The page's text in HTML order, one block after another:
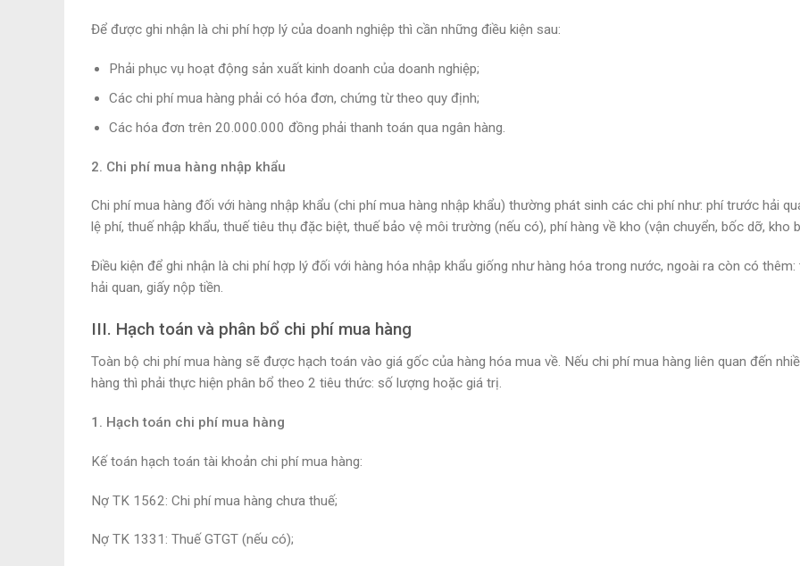
Để được ghi nhận là chi phí hợp lý của doanh nghiệp thì cần những điều kiện sau:
Phải phục vụ hoạt động sản xuất kinh doanh của doanh nghiệp;
Các chi phí mua hàng phải có hóa đơn, chứng từ theo quy định;
Các hóa đơn trên 20.000.000 đồng phải thanh toán qua ngân hàng.
2. Chi phí mua hàng nhập khẩu
Chi phí mua hàng đối với hàng nhập khẩu (chi phí mua hàng nhập khẩu) thường phát sinh các chi phí như: phí trước hải
lệ phí, thuế nhập khẩu, thuế tiêu thụ đặc biệt, thuế bảo vệ môi trường (nếu có), phí hàng về kho (vận chuyển, bốc dỡ, kho
Điều kiện để ghi nhận là chi phí hợp lý đối với hàng hóa nhập khẩu giống như hàng hóa trong nước, ngoài ra còn có thêm:
hải quan, giấy nộp tiền.
III. Hạch toán và phân bổ chi phí mua hàng
Toàn bộ chi phí mua hàng sẽ được hạch toán vào giá gốc của hàng hóa mua về. Nếu chi phí mua hàng liên quan đến
hàng thì phải thực hiện phân bổ theo 2 tiêu thức: số lượng hoặc giá trị.
1. Hạch toán chi phí mua hàng
Kế toán hạch toán tài khoản chi phí mua hàng:
Nợ TK 1562: Chi phí mua hàng chưa thuế;
Nợ TK 1331: Thuế GTGT (nếu có);